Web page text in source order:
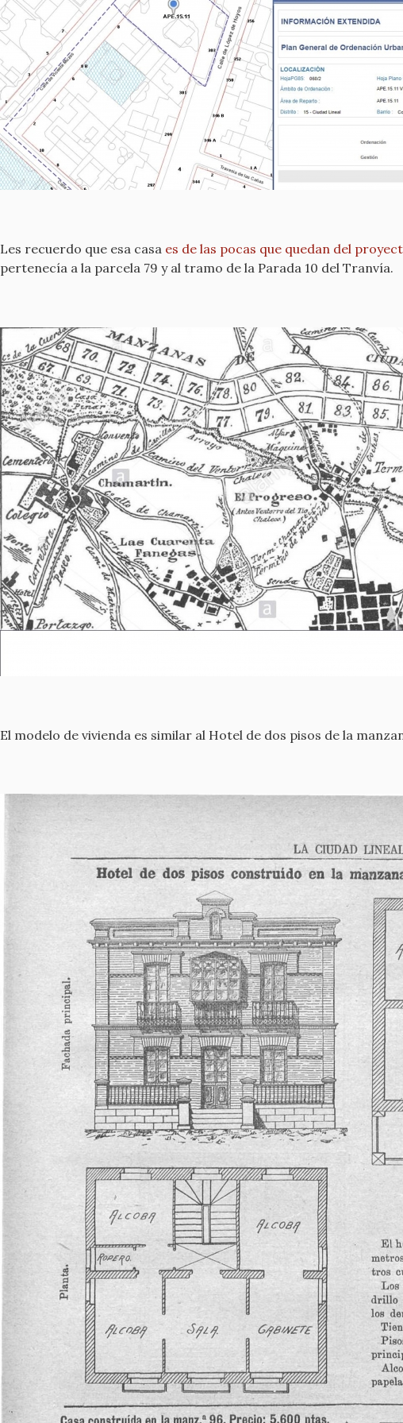
Les recuerdo que esa casa es de las pocas que quedan del
pertenecía a la parcela 79 y al tramo de la Parada 10 del Tranvía.
El modelo de vivienda es similar al Hotel de dos pisos de la